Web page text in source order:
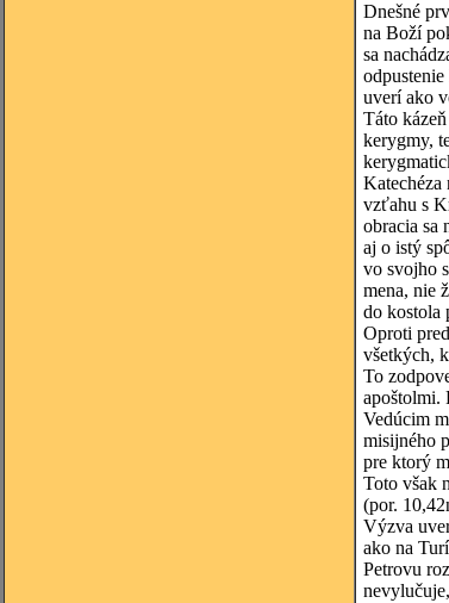
Dnešné
na Boží
sa
uverí ako
Táto
kerygmy,
Katechéza
vzťahu s
obracia sa
aj o istý
vo svojho
mena, nie
do kostola
Oproti
všetkých,
To
apoštolmi.
Vedúcim
misijného
pre ktorý
Toto však
(por.
Výzva
ako na
Petrovu